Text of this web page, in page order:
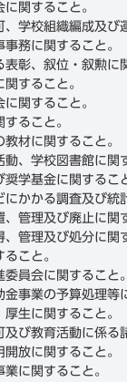
に関すること。
、学校組織編成及び
事務に関すること。
表彰、叙位・叙勲に
関すること。
に関すること。
すること。
教材に関すること。
動、学校図書館に関
奨学基金に関するこ
にかかる調査及び統
、管理及び廃止に関
、管理及び処分に関
こと。
委員会に関すること。
金事業の予算処理等
厚生に関すること。
及び教育活動に係る
開放に関すること。
業に関すること。